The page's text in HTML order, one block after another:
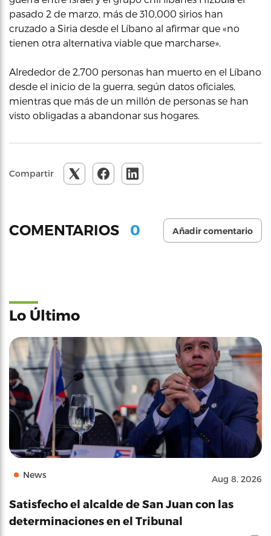
pasado 2 de marzo, más de 310,000 sirios han
cruzado a Siria desde el Líbano al afirmar que «no
tienen otra alternativa viable que marcharse».
Alrededor de 2,700 personas han muerto en el Líbano
desde el inicio de la guerra, según datos oficiales,
mientras que más de un millón de personas se han
visto obligadas a abandonar sus hogares.
Compartir
COMENTARIOS 0 Añadir comentario
Lo Último
News Aug 8, 2026
Satisfecho el alcalde de San Juan con las
determinaciones en el Tribunal